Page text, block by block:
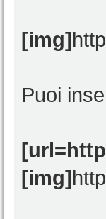
[img]
Puoi
[img]